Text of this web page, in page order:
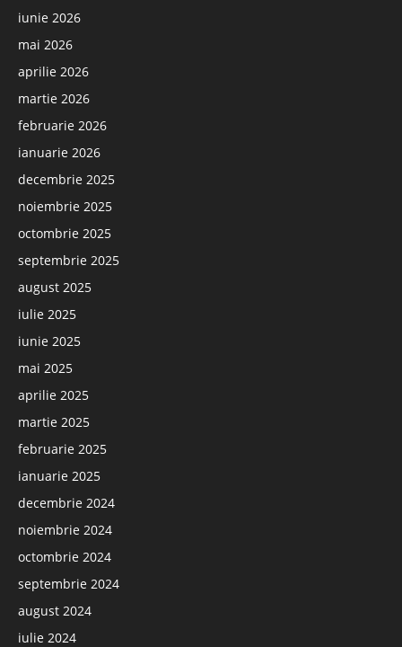
iunie 2026
mai 2026
aprilie 2026
martie 2026
februarie 2026
ianuarie 2026
decembrie 2025
noiembrie 2025
octombrie 2025
septembrie 2025
august 2025
iulie 2025
iunie 2025
mai 2025
aprilie 2025
martie 2025
februarie 2025
ianuarie 2025
decembrie 2024
noiembrie 2024
octombrie 2024
septembrie 2024
august 2024
iulie 2024